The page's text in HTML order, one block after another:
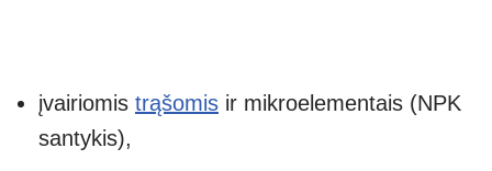
įvairiomis trąšomis ir mikroelementais (NPK
santykis),